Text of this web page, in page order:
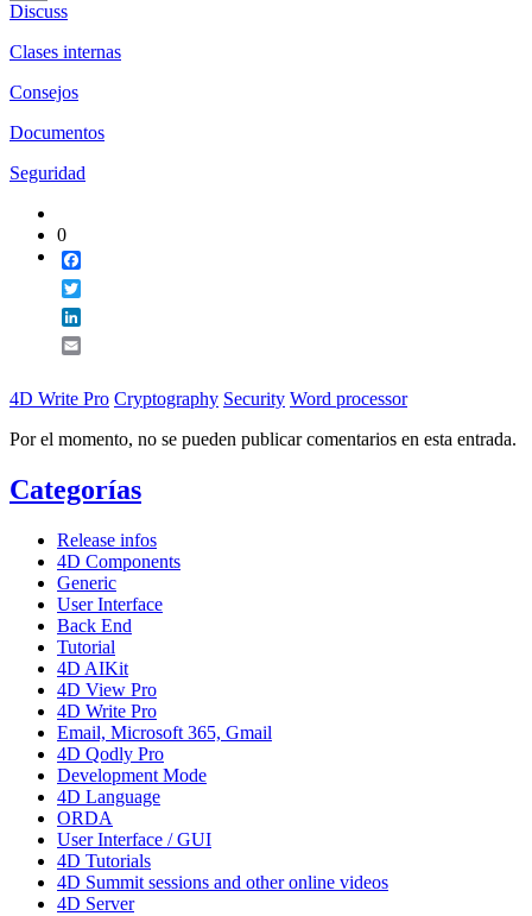
Email
Discuss
Clases internas
Consejos
Documentos
Seguridad
0
4D Write Pro Cryptography Security Word processor
Por el momento, no se pueden publicar comentarios en esta entrada.
Categorías
Release infos
4D Components
Generic
User Interface
Back End
Tutorial
4D AIKit
4D View Pro
4D Write Pro
Email, Microsoft 365, Gmail
4D Qodly Pro
Development Mode
4D Language
ORDA
User Interface / GUI
4D Tutorials
4D Summit sessions and other online videos
4D Server